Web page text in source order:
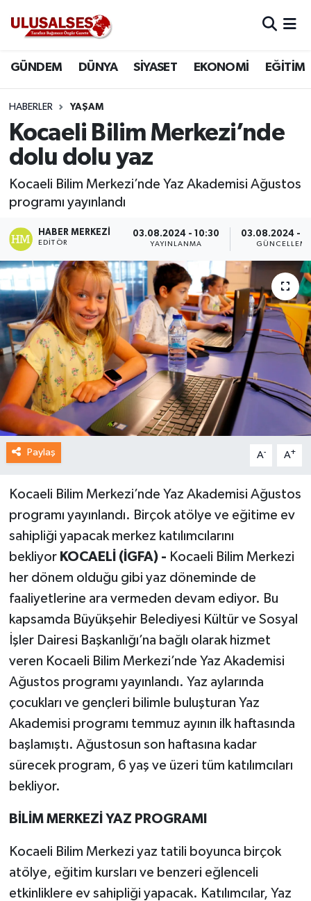
GÜNDEM DÜNYA SİYASET EKONOMİ EĞİTİM
HABERLER YAŞAM
Kocaeli Bilim Merkezi’nde
dolu dolu yaz
Kocaeli Bilim Merkezi’nde Yaz Akademisi Ağustos
programı yayınlandı
HABER MERKEZI
EDITÖR
03.08.2024 - 10:30
YAYINLANMA
03.08.2024 -
Paylaş A- A+
Kocaeli Bilim Merkezi’nde Yaz Akademisi Ağustos
programı yayınlandı. Birçok atölye ve eğitime ev
sahipliği yapacak merkez katılımcılarını
bekliyor KOCAELİ (İGFA) - Kocaeli Bilim Merkezi
her dönem olduğu gibi yaz döneminde de
faaliyetlerine ara vermeden devam ediyor. Bu
kapsamda Büyükşehir Belediyesi Kültür ve Sosyal
İşler Dairesi Başkanlığı’na bağlı olarak hizmet
veren Kocaeli Bilim Merkezi’nde Yaz Akademisi
Ağustos programı yayınlandı. Yaz aylarında
çocukları ve gençleri bilimle buluşturan Yaz
Akademisi programı temmuz ayının ilk haftasında
başlamıştı. Ağustosun son haftasına kadar
sürecek program, 6 yaş ve üzeri tüm katılımcıları
bekliyor.
BİLİM MERKEZİ YAZ PROGRAMI
Kocaeli Bilim Merkezi yaz tatili boyunca birçok
atölye, eğitim kursları ve benzeri eğlenceli
etkinliklere ev sahipliği yapacak. Katılımcılar, Yaz
DÜNYA
SİYASET
EKONOMİ
SAĞLIK
MAGAZİN
SPOR
Trafik Durumu
Süper Lig Puan Durumu ve Fikstür
Tüm Manşetler
Son Dakika Haberleri
Haber Arşivi